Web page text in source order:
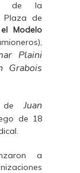
de la
Plaza de
Modelo
Plaini
Grabois
deJuan
de 18
a